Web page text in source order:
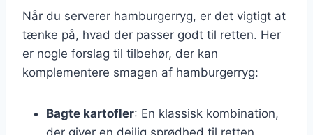
Når du serverer hamburgerryg, er det vigtigt at
tænke på, hvad der passer godt til retten. Her
er nogle forslag til tilbehør, der kan
komplementere smagen af hamburgerryg:
Bagte kartofler: En klassisk kombination,
der giver en dejlig sprødhed til retten.